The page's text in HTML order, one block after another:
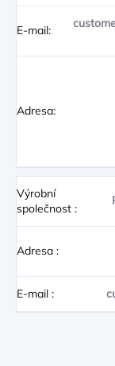
E-mail:
Adresa:
Výrobní
společnost :
Adresa :
E-mail :